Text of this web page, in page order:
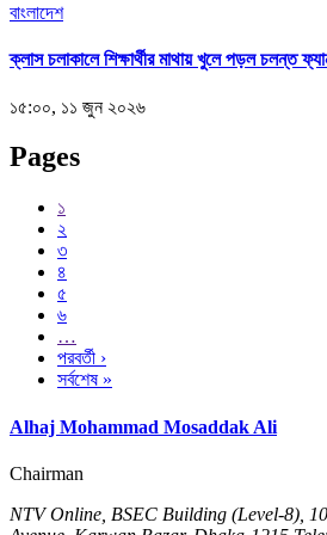
বাংলাদেশ
ক্লাস চলাকালে শিক্ষার্থীর মাথায় খুলে পড়ল চলন্ত
১৫:০০, ১১ জুন ২০২৬
Pages
১
২
৩
৪
৫
৬
…
পরবর্তী ›
সর্বশেষ »
Alhaj Mohammad Mosaddak Ali
Chairman
NTV Online, BSEC Building (Level-8),